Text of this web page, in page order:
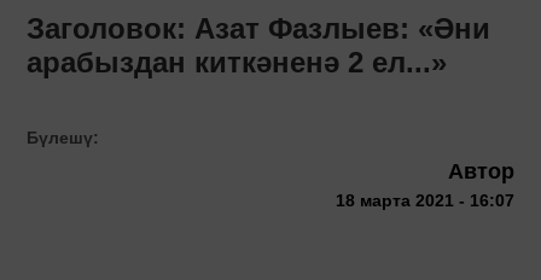
Заголовок: Азат Фазлыев: «Әни
арабыздан киткәненә 2 ел...»
Бүлешү:
Автор
18 марта 2021 - 16:07